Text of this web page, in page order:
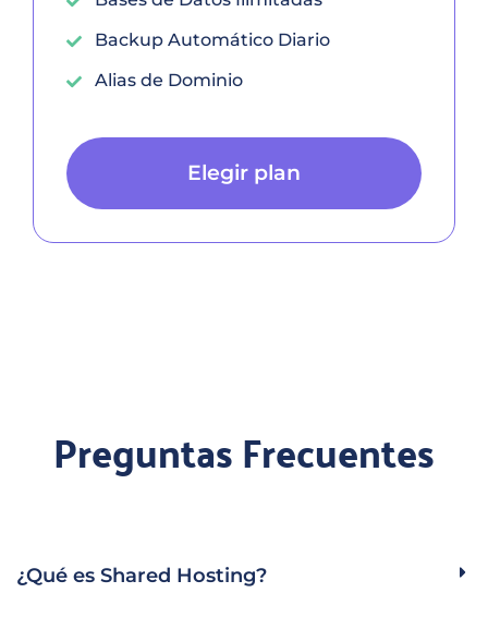
Backup Automático Diario
Alias de Dominio
Elegir plan
Preguntas Frecuentes
¿Qué es Shared Hosting?